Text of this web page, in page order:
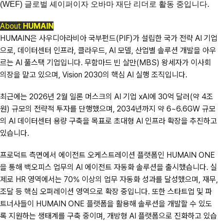
(WEF) 글로벌 셰이퍼이자 오바마 재단 리더로 활동 중입니다.
About HUMAIN
HUMAIN은 사우디아라비아 국부펀드(PIF)가 설립한 국가 전략 AI 기업
으로, 데이터센터 인프라, 클라우드, AI 모델, 산업별 솔루션 개발을 아우
르는 AI 풀스택 기업입니다. 무함마드 빈 살만(MBS) 왕세자가 이사회
의장을 맡고 있으며, Vision 2030의 핵심 AI 실행 조직입니다.
최근에는 2026년 2월 일론 머스크의 AI 기업 xAI에 30억 달러(약 4조
원) 규모의 전략적 투자를 단행했으며, 2034년까지 약 6~6.6GW 규모
의 AI 데이터센터 용량 구축을 목표로 초대형 AI 인프라 확장을 추진하고
있습니다.
프로덕트 측면에서 에이전트 오케스트레이션 플랫폼인 HUMAIN ONE
을 통해 백오피스 업무의 AI 에이전트 자동화 솔루션을 출시했습니다. 실
제로 HR 영역에서는 70% 이상의 업무 자동화 성과를 달성했으며, 재무,
조달 등 핵심 오퍼레이션 영역으로 확장 중입니다. 또한 스타트업 및 파
트너사들이 HUMAIN ONE 플랫폼을 활용해 솔루션을 개발할 수 있도
록 지원하는 생태계를 구축 중이며, 개방형 AI 플랫폼으로 진화하고 있습